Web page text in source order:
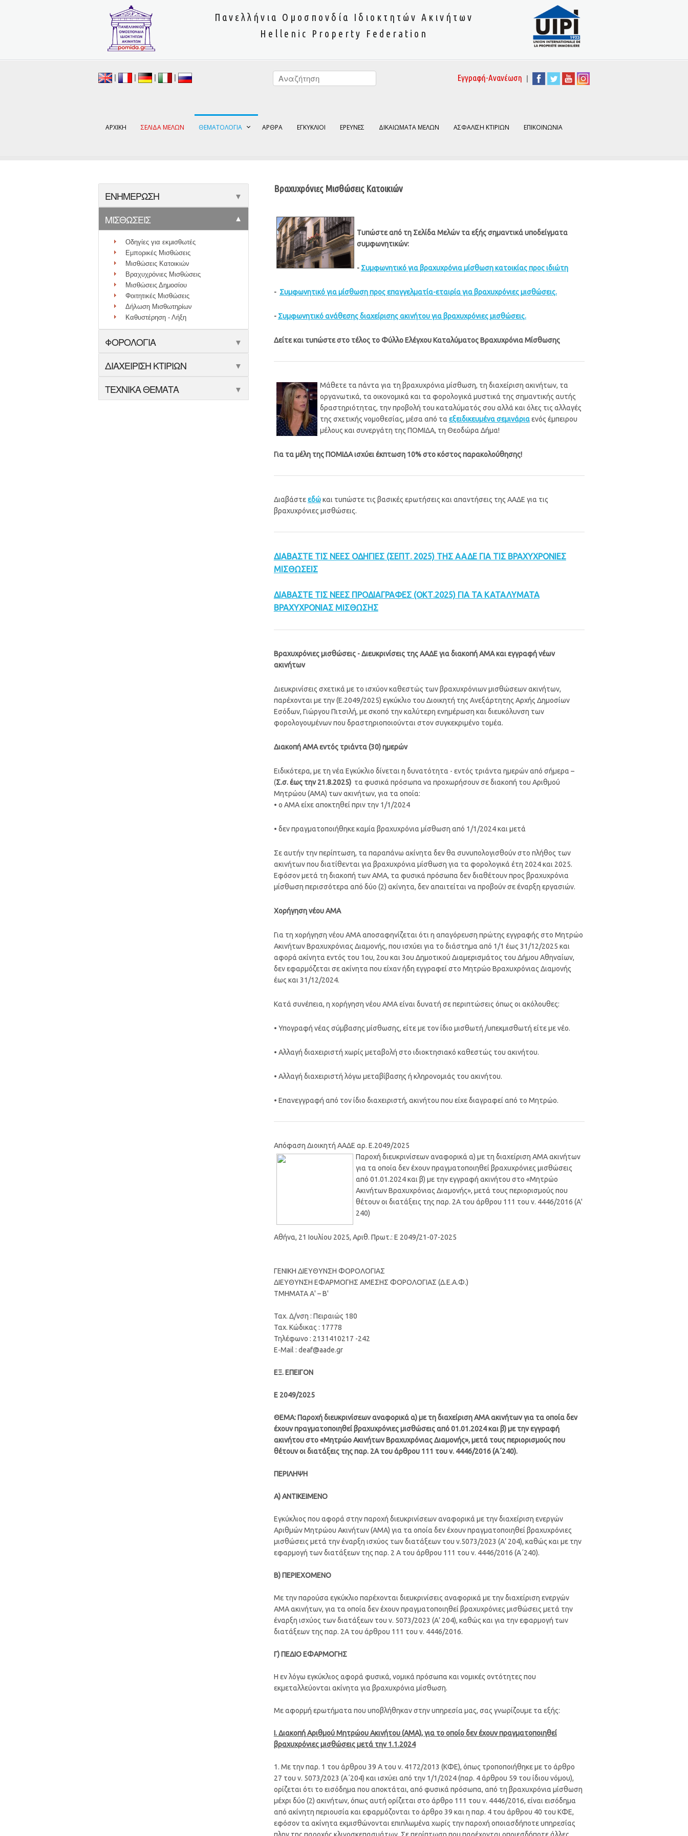
Πανελλήνια Ομοσπονδία Ιδιοκτητών Ακινήτων
Hellenic Property Federation
| | | | Εγγραφή-Ανανέωση |
ΑΡΧΙΚΗ ΣΕΛΙΔΑ ΜΕΛΩΝ ΘΕΜΑΤΟΛΟΓΙΑ ΑΡΘΡΑ ΕΓΚΥΚΛΙΟΙ ΕΡΕΥΝΕΣ ΔΙΚΑΙΩΜΑΤΑ ΜΕΛΩΝ ΑΣΦΑΛΙΣΗ ΚΤΙΡΙΩΝ ΕΠΙΚΟΙΝΩΝΙΑ
ΕΝΗΜΕΡΩΣΗ ▼
ΜΙΣΘΩΣΕΙΣ ▼
Οδηγίες για εκμισθωτές
Εμπορικές Μισθώσεις
Μισθώσεις Κατοικιών
Βραχυχρόνιες Μισθώσεις
Μισθώσεις Δημοσίου
Φοιτητικές Μισθώσεις
Δήλωση Μισθωτηρίων
Καθυστέρηση - Λήξη
ΦΟΡΟΛΟΓΙΑ ▼
ΔΙΑΧΕΙΡΙΣΗ ΚΤΙΡΙΩΝ ▼
ΤΕΧΝΙΚΑ ΘΕΜΑΤΑ ▼
Βραχυχρόνιες Mισθώσεις Κατοικιών
Τυπώστε από τη Σελίδα Μελών τα εξής σημαντικά υποδείγματα
συμφωνητικών:
- Συμφωνητικό για βραχυχρόνια μίσθωση κατοικίας προς ιδιώτη
- Συμφωνητικό για μίσθωση προς επαγγελματία-εταιρία για βραχυχρόνιες μισθώσεις.
- Συμφωνητικό ανάθεσης διαχείρισης ακινήτου για βραχυχρόνιες μισθώσεις.
Δείτε και τυπώστε στο τέλος το Φύλλο Ελέγχου Καταλύματος Βραχυχρόνια Μίσθωσης
Μάθετε τα πάντα για τη βραχυχρόνια μίσθωση, τη διαχείριση ακινήτων, τα
οργανωτικά, τα οικονομικά και τα φορολογικά μυστικά της σημαντικής αυτής
δραστηριότητας, την προβολή του καταλύματός σου αλλά και όλες τις αλλαγές
της σχετικής νομοθεσίας, μέσα από τα εξειδικευμένα σεμινάριαενός έμπειρου
μέλους και συνεργάτη της ΠΟΜΙΔΑ, τη Θεοδώρα Δήμα!
Για τα μέλη της ΠΟΜΙΔΑ ισχύει έκπτωση 10% στο κόστος παρακολούθησης!
Διαβάστεεδώκαι τυπώστε τις βασικές ερωτήσεις και απαντήσεις της ΑΑΔΕ για τις
βραχυχρόνιες μισθώσεις.
ΔΙΑΒΑΣΤΕ ΤΙΣ ΝΕΕΣ ΟΔΗΓΙΕΣ (ΣΕΠΤ. 2025) ΤΗΣ ΑΑΔΕ ΓΙΑ ΤΙΣ ΒΡΑΧΥΧΡΟΝΙΕΣ
ΜΙΣΘΩΣΕΙΣ
ΔΙΑΒΑΣΤΕ ΤΙΣ ΝΕΕΣ ΠΡΟΔΙΑΓΡΑΦΕΣ (ΟΚΤ.2025) ΓΙΑ ΤΑ ΚΑΤΑΛΥΜΑΤΑ
ΒΡΑΧΥΧΡΟΝΙΑΣ ΜΙΣΘΩΣΗΣ
Βραχυχρόνιες μισθώσεις - Διευκρινίσεις της ΑΑΔΕ για διακοπή ΑΜΑ και εγγραφή νέων
ακινήτων
Διευκρινίσεις σχετικά με το ισχύον καθεστώς των βραχυχρόνιων μισθώσεων ακινήτων,
παρέχονται με την (Ε.2049/2025) εγκύκλιο του Διοικητή της Ανεξάρτητης Αρχής Δημοσίων
Εσόδων, Γιώργου Πιτσιλή, με σκοπό την καλύτερη ενημέρωση και διευκόλυνση των
φορολογουμένων που δραστηριοποιούνται στον συγκεκριμένο τομέα.
Διακοπή ΑΜΑ εντός τριάντα (30) ημερών
Ειδικότερα, με τη νέα Εγκύκλιο δίνεται η δυνατότητα - εντός τριάντα ημερών από σήμερα –
(Σ.σ. έως την 21.8.2025)τα φυσικά πρόσωπα να προχωρήσουν σε διακοπή του Αριθμού
Μητρώου (ΑΜΑ) των ακινήτων, για τα οποία:
• ο ΑΜΑ είχε αποκτηθεί πριν την 1/1/2024
• δεν πραγματοποιήθηκε καμία βραχυχρόνια μίσθωση από 1/1/2024 και μετά
Σε αυτήν την περίπτωση, τα παραπάνω ακίνητα δεν θα συνυπολογισθούν στο πλήθος των
ακινήτων που διατίθενται για βραχυχρόνια μίσθωση για τα φορολογικά έτη 2024 και 2025.
Εφόσον μετά τη διακοπή των ΑΜΑ, τα φυσικά πρόσωπα δεν διαθέτουν προς βραχυχρόνια
μίσθωση περισσότερα από δύο (2) ακίνητα, δεν απαιτείται να προβούν σε έναρξη εργασιών.
Χορήγηση νέου ΑΜΑ
Για τη χορήγηση νέου ΑΜΑ αποσαφηνίζεται ότι η απαγόρευση πρώτης εγγραφής στο Μητρώο
Ακινήτων Βραχυχρόνιας Διαμονής, που ισχύει για το διάστημα από 1/1 έως 31/12/2025 και
αφορά ακίνητα εντός του 1ου, 2ου και 3ου Δημοτικού Διαμερισμάτος του Δήμου Αθηναίων,
δεν εφαρμόζεται σε ακίνητα που είχαν ήδη εγγραφεί στο Μητρώο Βραχυχρόνιας Διαμονής
έως και 31/12/2024.
Κατά συνέπεια, η χορήγηση νέου ΑΜΑ είναι δυνατή σε περιπτώσεις όπως οι ακόλουθες:
• Υπογραφή νέας σύμβασης μίσθωσης, είτε με τον ίδιο μισθωτή /υπεκμισθωτή είτε με νέο.
• Αλλαγή διαχειριστή χωρίς μεταβολή στο ιδιοκτησιακό καθεστώς του ακινήτου.
• Αλλαγή διαχειριστή λόγω μεταβίβασης ή κληρονομιάς του ακινήτου.
• Επανεγγραφή από τον ίδιο διαχειριστή, ακινήτου που είχε διαγραφεί από το Μητρώο.
Απόφαση Διοικητή ΑΑΔΕ αρ. Ε.2049/2025
Παροχή διευκρινίσεων αναφορικά α) με τη διαχείριση ΑΜΑ ακινήτων
για τα οποία δεν έχουν πραγματοποιηθεί βραχυχρόνιες μισθώσεις
από 01.01.2024 και β) με την εγγραφή ακινήτου στο «Μητρώο
Ακινήτων Βραχυχρόνιας Διαμονής», μετά τους περιορισμούς που
θέτουν οι διατάξεις της παρ. 2Α του άρθρου 111 του ν. 4446/2016 (Α'
240)
Αθήνα, 21 Ιουλίου 2025, Αριθ. Πρωτ.: Ε 2049/21-07-2025
ΓΕΝΙΚΗ ΔΙΕΥΘΥΝΣΗ ΦΟΡΟΛΟΓΙΑΣ
ΔΙΕΥΘΥΝΣΗ ΕΦΑΡΜΟΓΗΣ ΑΜΕΣΗΣ ΦΟΡΟΛΟΓΙΑΣ (Δ.Ε.Α.Φ.)
ΤΜΗΜΑΤΑ Α' – Β'
Ταχ. Δ/νση : Πειραιώς 180
Ταχ. Κώδικας : 17778
Τηλέφωνο : 2131410217 -242
E-Mail : deaf@aade.gr
ΕΞ. ΕΠΕΙΓΟΝ
Ε 2049/2025
ΘΕΜΑ: Παροχή διευκρινίσεων αναφορικά α) με τη διαχείριση ΑΜΑ ακινήτων για τα οποία δεν
έχουν πραγματοποιηθεί βραχυχρόνιες μισθώσεις από 01.01.2024 και β) με την εγγραφή
ακινήτου στο «Μητρώο Ακινήτων Βραχυχρόνιας Διαμονής», μετά τους περιορισμούς που
θέτουν οι διατάξεις της παρ. 2Α του άρθρου 111 του ν. 4446/2016 (Α΄240).
ΠΕΡΙΛΗΨΗ
Α) ΑΝΤΙΚΕΙΜΕΝΟ
Εγκύκλιος που αφορά στην παροχή διευκρινίσεων αναφορικά με την διαχείριση ενεργών
Αριθμών Μητρώου Ακινήτων (ΑΜΑ) για τα οποία δεν έχουν πραγματοποιηθεί βραχυχρόνιες
μισθώσεις μετά την έναρξη ισχύος των διατάξεων του ν.5073/2023 (Α’ 204), καθώς και με την
εφαρμογή των διατάξεων της παρ. 2 Α του άρθρου 111 του ν. 4446/2016 (Α΄240).
Β) ΠΕΡΙΕΧΟΜΕΝΟ
Με την παρούσα εγκύκλιο παρέχονται διευκρινίσεις αναφορικά με την διαχείριση ενεργών
ΑΜΑ ακινήτων, για τα οποία δεν έχουν πραγματοποιηθεί βραχυχρόνιες μισθώσεις μετά την
έναρξη ισχύος των διατάξεων του ν. 5073/2023 (Α’ 204), καθώς και για την εφαρμογή των
διατάξεων της παρ. 2Α του άρθρου 111 του ν. 4446/2016.
Γ) ΠΕΔΙΟ ΕΦΑΡΜΟΓΗΣ
Η εν λόγω εγκύκλιος αφορά φυσικά, νομικά πρόσωπα και νομικές οντότητες που
εκμεταλλεύονται ακίνητα για βραχυχρόνια μίσθωση.
Με αφορμή ερωτήματα που υποβλήθηκαν στην υπηρεσία μας, σας γνωρίζουμε τα εξής:
Ι. Διακοπή Αριθμού Μητρώου Ακινήτου (ΑΜΑ), για τo οποίo δεν έχουν πραγματοποιηθεί
βραχυχρόνιες μισθώσεις μετά την 1.1.2024
1. Με την παρ. 1 του άρθρου 39 A του ν. 4172/2013 (ΚΦΕ), όπως τροποποιήθηκε με το άρθρο
27 του ν. 5073/2023 (Α΄204) και ισχύει από την 1/1/2024 (παρ. 4 άρθρου 59 του ίδιου νόμου),
ορίζεται ότι το εισόδημα που αποκτάται, από φυσικά πρόσωπα, από τη βραχυχρόνια μίσθωση
μέχρι δύο (2) ακινήτων, όπως αυτή ορίζεται στο άρθρο 111 του ν. 4446/2016, είναι εισόδημα
από ακίνητη περιουσία και εφαρμόζονται το άρθρο 39 και η παρ. 4 του άρθρου 40 του ΚΦΕ,
εφόσον τα ακίνητα εκμισθώνονται επιπλωμένα χωρίς την παροχή οποιασδήποτε υπηρεσίας